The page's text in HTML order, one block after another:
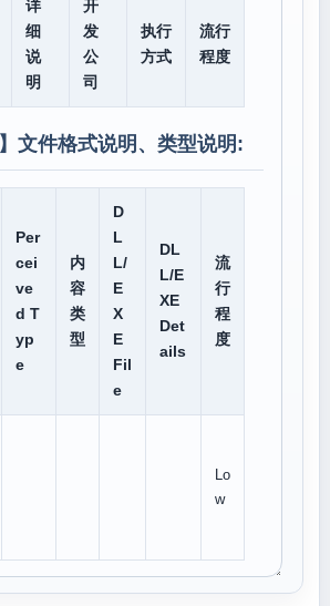
详
细
说
明
开
发
公
司
执行
方式
流行
程度
】文件格式说明、类型说明:
Per
cei
ve
d T
yp
e
内
容
类
型
D
L
L/
E
X
E
Fil
e
DL
L/E
XE
Det
ails
流
行
程
度
Lo
w